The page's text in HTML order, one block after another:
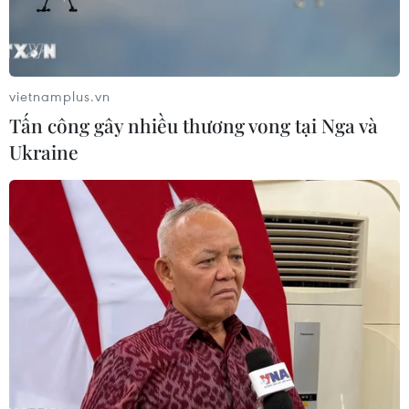
Quảng Ngãi: Kỳ vọng vào
“GenZ” ở vùng sâu, vùng xa
31/07/2026 23:00
“Bông hồng lai” Emoura
31/07/2026 22:19
FAHASA và iiGEN mang
“thế giới nhân vật” đến
mùa tựu trường 2026
31/07/2026 14:43
Nhan sắc Yến Nhi trước
"giờ G" trao lại vương miện
cho người kế nhiệm
31/07/2026 05:27
vietnamplus.vn
Tấn công gây nhiều thương vong tại Nga và
Ukraine